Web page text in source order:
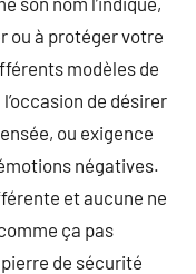
ou à protéger votre
modèles de
de désirer
ou exigence
négatives.
et aucune ne
ça pas
de sécurité